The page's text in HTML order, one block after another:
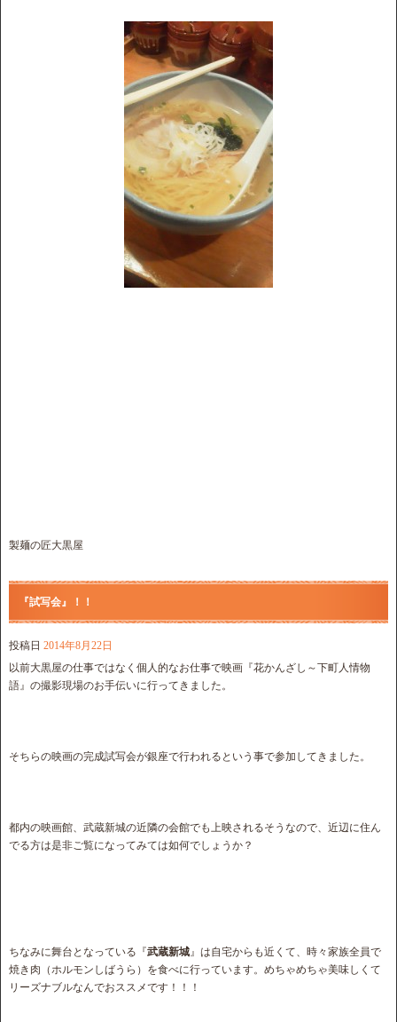
製麺の匠大黒屋
『試写会』！！
投稿日 2014年8月22日
以前大黒屋の仕事ではなく個人的なお仕事で映画『花かんざし～下町人情物
語』の撮影現場のお手伝いに行ってきました。
そちらの映画の完成試写会が銀座で行われるという事で参加してきました。
都内の映画館、武蔵新城の近隣の会館でも上映されるそうなので、近辺に住ん
でる方は是非ご覧になってみては如何でしょうか？
ちなみに舞台となっている『武蔵新城』は自宅からも近くて、時々家族全員で
焼き肉（ホルモンしばうら）を食べに行っています。めちゃめちゃ美味しくて
リーズナブルなんでおススメです！！！